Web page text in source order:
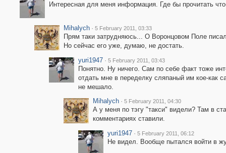
Интересная для меня информация. Где бы прочитать
Mihalych · 5 February 2011, 03:33
Прям таки затрудняюсь... О Воронцовом Поле
Но сейчас его уже, думаю, не достать.
yuri1947 · 5 February 2011, 03:43
Понятно. Ну ничего. Сам по себе факт тоже
отдать мне в переделку сляпаный им кое-как
не мешало.
Mihalych · 5 February 2011, 04:30
А у меня по тэгу "такси" видели? Там в
комментариях ставили.
yuri1947 · 5 February 2011, 06:12
Не видел. Вообще пытался войти в